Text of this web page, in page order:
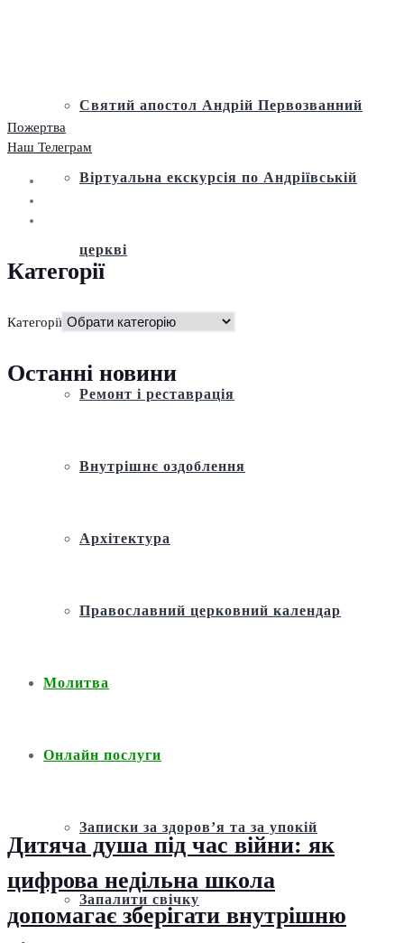
Святий апостол Андрій Первозванний
Віртуальна екскурсія по Андріївській
церкві
Історія
Ремонт і реставрація
Внутрішнє оздоблення
Архітектура
Православний церковний календар
Молитва
Онлайн послуги
Записки за здоров’я та за упокій
Запалити свічку
Пожертва
Наш Телеграм
Категорії
Категорії
Останні новини
Дитяча душа під час війни: як
цифрова недільна школа
допомагає зберігати внутрішню